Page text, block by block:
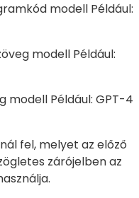
modell Például:
modell Például:
modell Például: GPT-4
fel, melyet az előző
zárójelben az